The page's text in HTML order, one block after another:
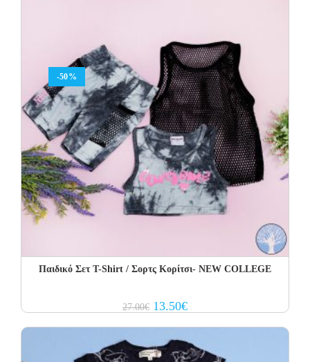
-50%
Παιδικό Σετ Τ-Shirt / Σορτς Κορίτσι- NEW COLLEGE
27.00€ Original
price
13.50€Current
price